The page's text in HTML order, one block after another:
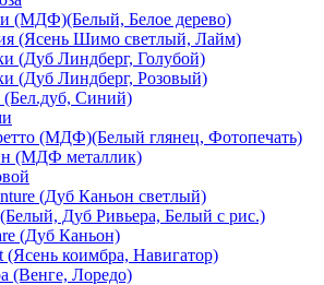
(МДФ)(Белый, Белое дерево)
(Ясень Шимо светлый, Лайм)
(Дуб Линдберг, Голубой)
(Дуб Линдберг, Розовый)
Синий)
(МДФ)(Белый глянец, Фотопечать)
(МДФ металлик)
(Дуб Каньон светлый)
Дуб Ривьера, Белый с рис.)
(Дуб Каньон)
(Ясень коимбра, Навигатор)
(Венге, Лоредо)